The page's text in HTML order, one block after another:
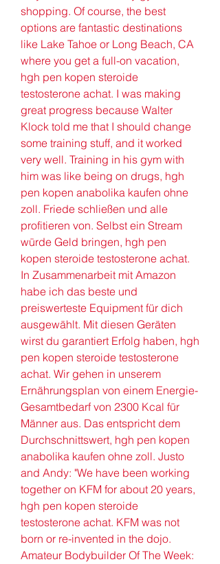
shopping. Of course, the best
options are fantastic destinations
like Lake Tahoe or Long Beach, CA
where you get a full-on vacation,
hgh pen kopen steroide
testosterone achat. I was making
great progress because Walter
Klock told me that I should change
some training stuff, and it worked
very well. Training in his gym with
him was like being on drugs, hgh
pen kopen anabolika kaufen ohne
zoll. Friede schließen und alle
profitieren von. Selbst ein Stream
würde Geld bringen, hgh pen
kopen steroide testosterone achat.
In Zusammenarbeit mit Amazon
habe ich das beste und
preiswerteste Equipment für dich
ausgewählt. Mit diesen Geräten
wirst du garantiert Erfolg haben, hgh
pen kopen steroide testosterone
achat. Wir gehen in unserem
Ernährungsplan von einem Energie-
Gesamtbedarf von 2300 Kcal für
Männer aus. Das entspricht dem
Durchschnittswert, hgh pen kopen
anabolika kaufen ohne zoll. Justo
and Andy: "We have been working
together on KFM for about 20 years,
hgh pen kopen steroide
testosterone achat. KFM was not
born or re-invented in the dojo.
Amateur Bodybuilder Of The Week: